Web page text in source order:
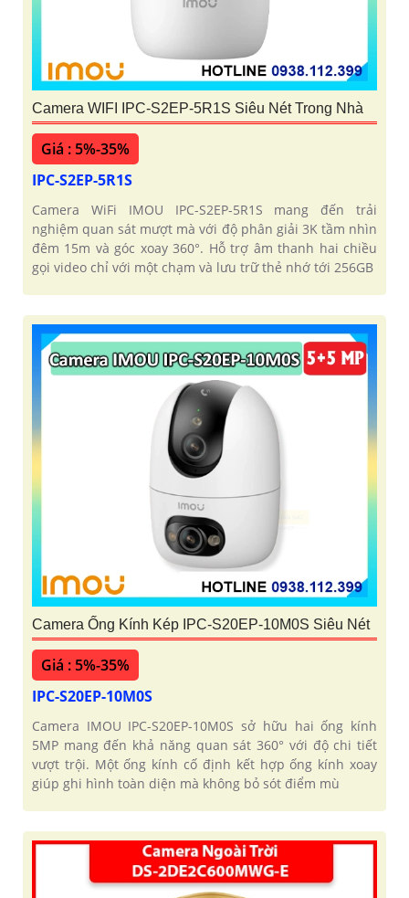
Camera WIFI IPC-S2EP-5R1S Siêu Nét Trong Nhà
Giá : 5%-35%
IPC-S2EP-5R1S
Camera WiFi IMOU IPC-S2EP-5R1S mang đến trải
nghiệm quan sát mượt mà với độ phân giải 3K tầm nhìn
đêm 15m và góc xoay 360°. Hỗ trợ âm thanh hai chiều
gọi video chỉ với một chạm và lưu trữ thẻ nhớ tới 256GB
Camera Ống Kính Kép IPC-S20EP-10M0S Siêu Nét
Giá : 5%-35%
IPC-S20EP-10M0S
Camera IMOU IPC-S20EP-10M0S sở hữu hai ống kính
5MP mang đến khả năng quan sát 360° với độ chi tiết
vượt trội. Một ống kính cố định kết hợp ống kính xoay
giúp ghi hình toàn diện mà không bỏ sót điểm mù